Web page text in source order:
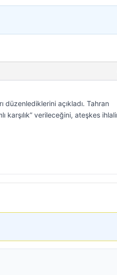
düzenlediklerini açıkladı. Tahran
karşılık” verileceğini, ateşkes